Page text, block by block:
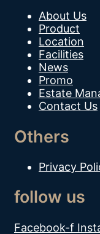
About Us
Product
Location
Facilities
News
Promo
Estate
Contact Us
Others
Privacy
follow us
Facebook-f